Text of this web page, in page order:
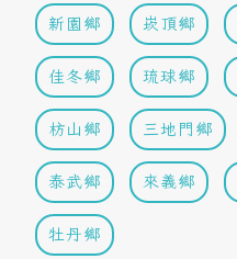
新園鄉 崁頂鄉
佳冬鄉 琉球鄉
枋山鄉 三地門鄉
泰武鄉 來義鄉
牡丹鄉